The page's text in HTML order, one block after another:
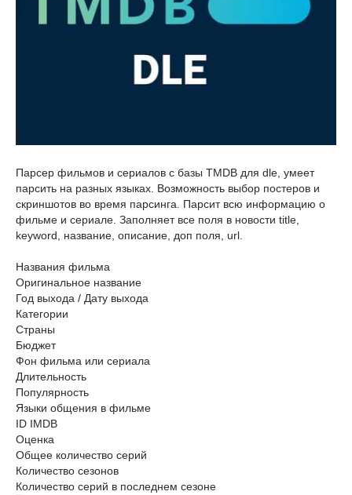
Парсер фильмов и сериалов с базы TMDB для dle, умеет
парсить на разных языках. Возможность выбор постеров и
скриншотов во время парсинга. Парсит всю информацию о
фильме и сериале. Заполняет все поля в новости title,
keyword, название, описание, доп поля, url.
Названия фильма
Оригинальное название
Год выхода / Дату выхода
Категории
Страны
Бюджет
Фон фильма или сериала
Длительность
Популярность
Языки общения в фильме
ID IMDB
Оценка
Общее количество серий
Количество сезонов
Количество серий в последнем сезоне